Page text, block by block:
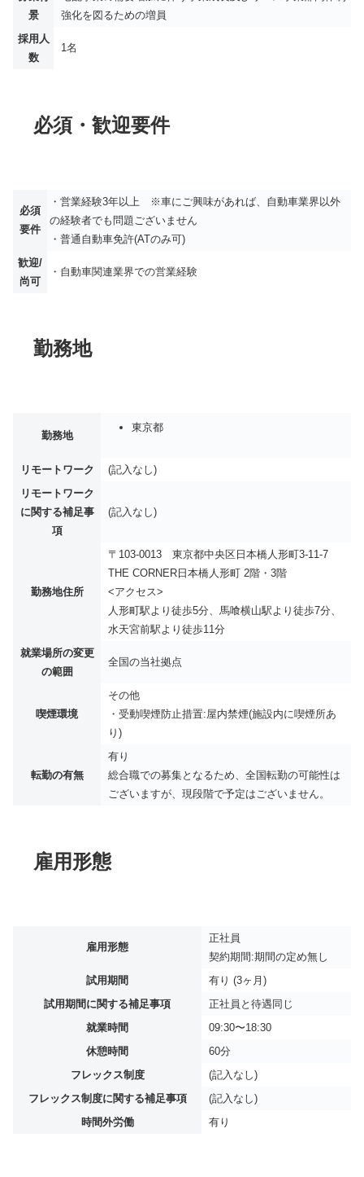
景
強化を図るための増員
採用人
数
1名
必須・歓迎要件
必須
要件
・営業経験3年以上 ※車にご興味があれば、自動車業界以外
の経験者でも問題ございません
・普通自動車免許(ATのみ可)
歓迎/
尚可
・自動車関連業界での営業経験
勤務地
勤務地
東京都
リモートワーク
(記入なし)
リモートワーク
に関する補足事
項
(記入なし)
勤務地住所
〒103-0013 東京都中央区日本橋人形町3-11-7
THE CORNER日本橋人形町 2階・3階
<アクセス>
人形町駅より徒歩5分、馬喰横山駅より徒歩7分、
水天宮前駅より徒歩11分
就業場所の変更
の範囲
全国の当社拠点
喫煙環境
その他
・受動喫煙防止措置:屋内禁煙(施設内に喫煙所あ
り)
転勤の有無
有り
総合職での募集となるため、全国転勤の可能性は
ございますが、現段階で予定はございません。
雇用形態
雇用形態
正社員
契約期間:期間の定め無し
試用期間
有り (3ヶ月)
試用期間に関する補足事項
正社員と待遇同じ
就業時間
09:30〜18:30
休憩時間
60分
フレックス制度
(記入なし)
フレックス制度に関する補足事項
(記入なし)
時間外労働
有り